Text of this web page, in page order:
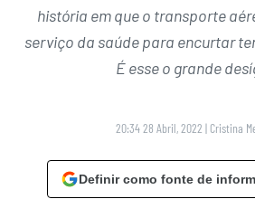
história em que o transporte
serviço da saúde para encurtar
É esse o grande
20:34 28 Abril, 2022 | Cristina
Definir como fonte de